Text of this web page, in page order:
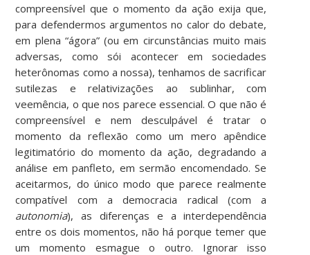
compreensível que o momento da ação exija que,
para defendermos argumentos no calor do debate,
em plena “ágora” (ou em circunstâncias muito mais
adversas, como sói acontecer em sociedades
heterônomas como a nossa), tenhamos de sacrificar
sutilezas e relativizações ao sublinhar, com
veemência, o que nos parece essencial. O que não é
compreensível e nem desculpável é tratar o
momento da reflexão como um mero apêndice
legitimatório do momento da ação, degradando a
análise em panfleto, em sermão encomendado. Se
aceitarmos, do único modo que parece realmente
compatível com a democracia radical (com a
autonomia), as diferenças e a interdependência
entre os dois momentos, não há porque temer que
um momento esmague o outro. Ignorar isso